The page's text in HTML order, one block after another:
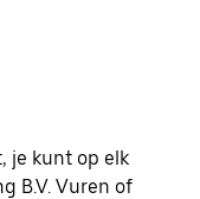
je kunt op elk
B.V. Vuren of